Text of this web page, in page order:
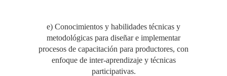
e) Conocimientos y habilidades técnicas y
metodológicas para diseñar e implementar
procesos de capacitación para productores, con
enfoque de inter-aprendizaje y técnicas
participativas.